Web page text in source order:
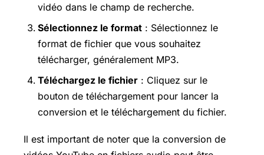
vidéo dans le champ de recherche.
Sélectionnez le format : Sélectionnez le
format de fichier que vous souhaitez
télécharger, généralement MP3.
Téléchargez le fichier : Cliquez sur le
bouton de téléchargement pour lancer la
conversion et le téléchargement du fichier.
Il est important de noter que la conversion de